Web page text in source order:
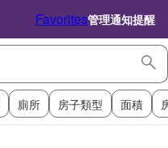
Favorites管理通知提醒
廁所 房子類型 面積